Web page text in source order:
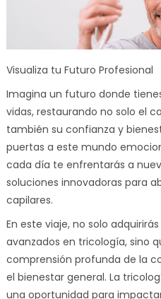
Visualiza tu Futuro Profesional
Imagina un futuro donde
vidas, restaurando no solo el
también su confianza y
puertas a este mundo
cada día te enfrentarás a
soluciones innovadoras para
capilares.
En este viaje, no solo
avanzados en tricología, sino
comprensión profunda de la
el bienestar general. La
una oportunidad para